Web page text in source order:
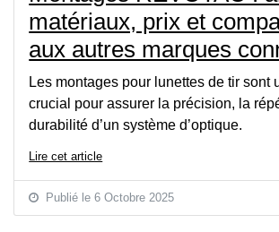
matériaux, prix et
aux autres marques
Les montages pour lunettes de tir sont
crucial pour assurer la précision, la
durabilité d’un système d’optique.
Lire cet article
Publié le 6 Octobre 2025